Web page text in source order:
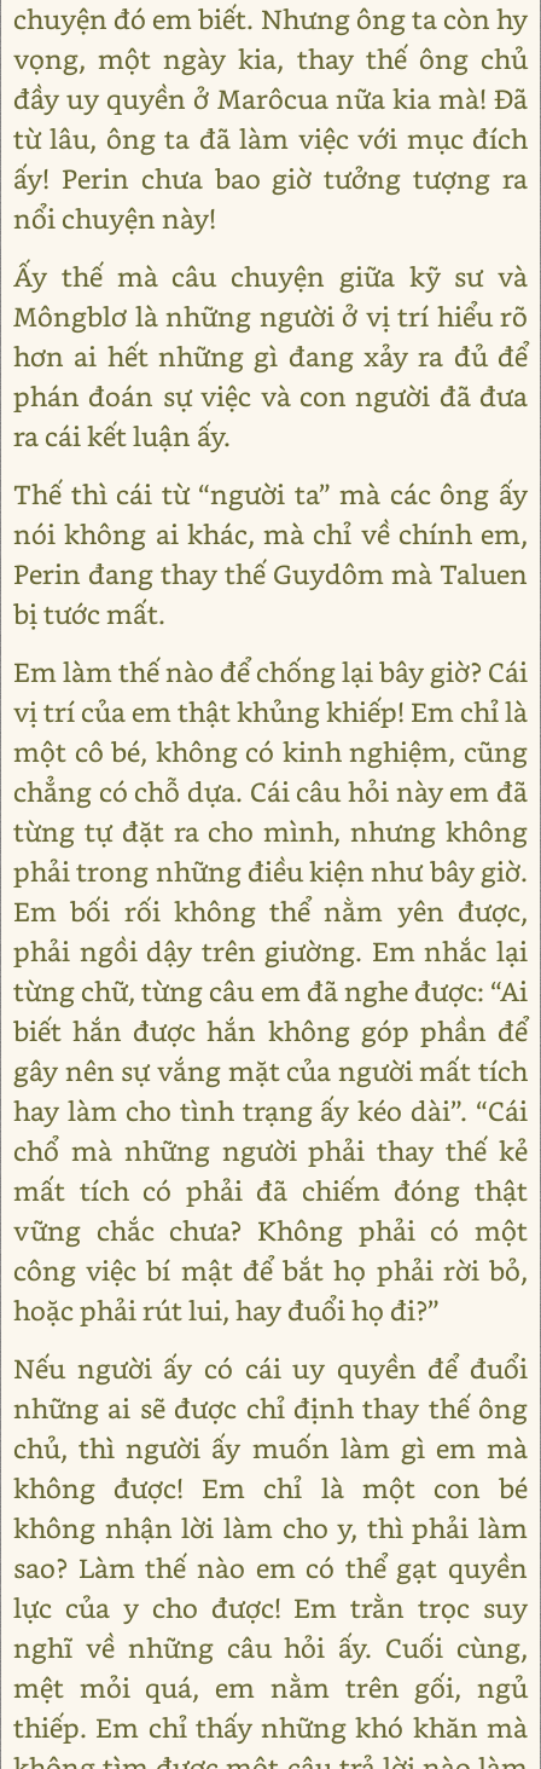
chuyện đó em biết. Nhưng ông ta còn hy
vọng, một ngày kia, thay thế ông chủ
đầy uy quyền ở Marôcua nữa kia mà! Đã
từ lâu, ông ta đã làm việc với mục đích
ấy! Perin chưa bao giờ tưởng tượng ra
nổi chuyện này!
Ấy thế mà câu chuyện giữa kỹ sư và
Môngblơ là những người ở vị trí hiểu rõ
hơn ai hết những gì đang xảy ra đủ để
phán đoán sự việc và con người đã đưa
ra cái kết luận ấy.
Thế thì cái từ “người ta” mà các ông ấy
nói không ai khác, mà chỉ về chính em,
Perin đang thay thế Guydôm mà Taluen
bị tước mất.
Em làm thế nào để chống lại bây giờ? Cái
vị trí của em thật khủng khiếp! Em chỉ là
một cô bé, không có kinh nghiệm, cũng
chẳng có chỗ dựa. Cái câu hỏi này em đã
từng tự đặt ra cho mình, nhưng không
phải trong những điều kiện như bây giờ.
Em bối rối không thể nằm yên được,
phải ngồi dậy trên giường. Em nhắc lại
từng chữ, từng câu em đã nghe được: “Ai
biết hắn được hắn không góp phần để
gây nên sự vắng mặt của người mất tích
hay làm cho tình trạng ấy kéo dài”. “Cái
chổ mà những người phải thay thế kẻ
mất tích có phải đã chiếm đóng thật
vững chắc chưa? Không phải có một
công việc bí mật để bắt họ phải rời bỏ,
hoặc phải rút lui, hay đuổi họ đi?”
Nếu người ấy có cái uy quyền để đuổi
những ai sẽ được chỉ định thay thế ông
chủ, thì người ấy muốn làm gì em mà
không được! Em chỉ là một con bé
không nhận lời làm cho y, thì phải làm
sao? Làm thế nào em có thể gạt quyền
lực của y cho được! Em trằn trọc suy
nghĩ về những câu hỏi ấy. Cuối cùng,
mệt mỏi quá, em nằm trên gối, ngủ
thiếp. Em chỉ thấy những khó khăn mà